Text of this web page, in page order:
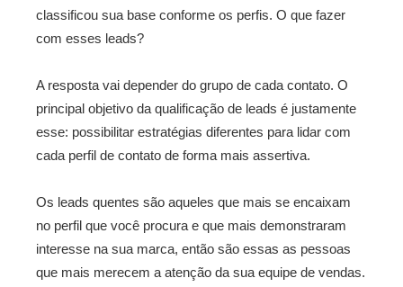
classificou sua base conforme os perfis. O que fazer
com esses leads?
A resposta vai depender do grupo de cada contato. O
principal objetivo da qualificação de leads é justamente
esse: possibilitar estratégias diferentes para lidar com
cada perfil de contato de forma mais assertiva.
Os leads quentes são aqueles que mais se encaixam
no perfil que você procura e que mais demonstraram
interesse na sua marca, então são essas as pessoas
que mais merecem a atenção da sua equipe de vendas.